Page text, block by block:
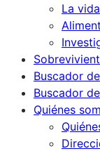
La
Buscador
Buscador
Quiénes